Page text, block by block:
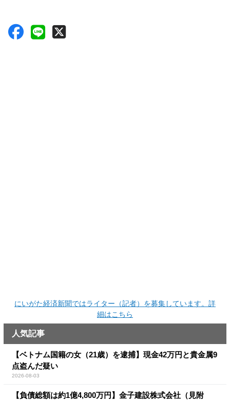
にいがた経済新聞ではライター（記者）を募集しています。詳
細はこちら
人気記事
【ベトナム国籍の女（21歳）を逮捕】現金42万円と貴金属9
点盗んだ疑い
2026-08-03
【負債総額は約1億4,800万円】金子建設株式会社（見附